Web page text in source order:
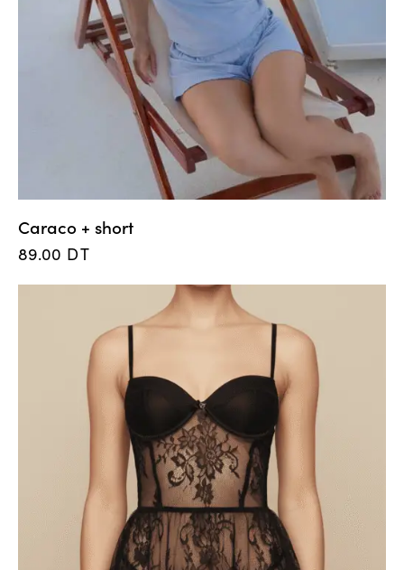
Caraco + short
89.00 DT